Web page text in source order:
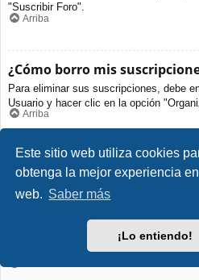
Este sitio web utiliza cookies
obtenga la mejor experiencia
web. Saber más
¡Lo entiendo!
"Suscribir Foro".
Arriba
¿Cómo borro mis
Para eliminar sus suscripciones, debe
Usuario y hacer clic en la opción
Arriba
Archivos Adjuntos
¿Qué archivos adjuntos son
Cada foro puede permitir o no ciertos
está seguro de que tipos de archivos
La Administración para obtener más